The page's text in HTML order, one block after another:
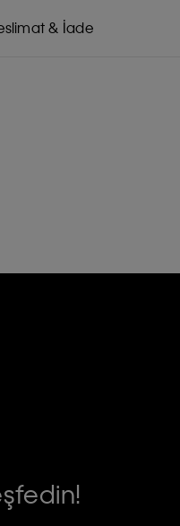
& İade